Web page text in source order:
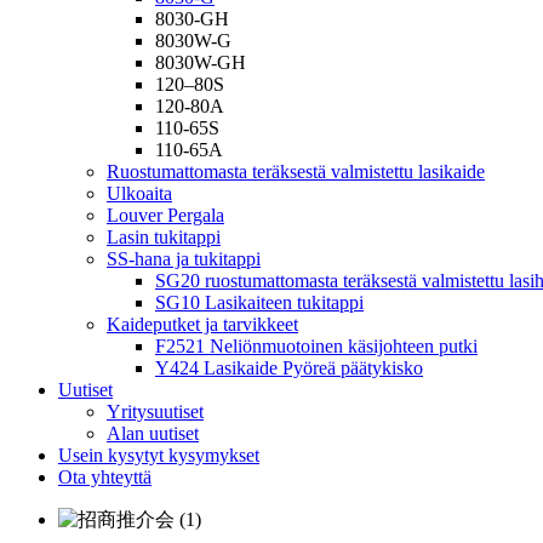
8030-GH
8030W-G
8030W-GH
120–80S
120-80A
110-65S
110-65A
Ruostumattomasta teräksestä valmistettu lasikaide
Ulkoaita
Louver Pergala
Lasin tukitappi
SS-hana ja tukitappi
SG20 ruostumattomasta teräksestä valmistettu
SG10 Lasikaiteen tukitappi
Kaideputket ja tarvikkeet
F2521 Neliönmuotoinen käsijohteen putki
Y424 Lasikaide Pyöreä päätykisko
Uutiset
Yritysuutiset
Alan uutiset
Usein kysytyt kysymykset
Ota yhteyttä